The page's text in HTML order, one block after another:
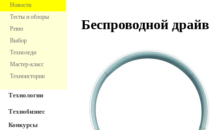
Новости
Тесты и обзоры
Ревю
Выбор
Техноледи
Мастер-класс
Техноистории
Технологии
Технобизнес
Конкурсы
Беспроводной драйв